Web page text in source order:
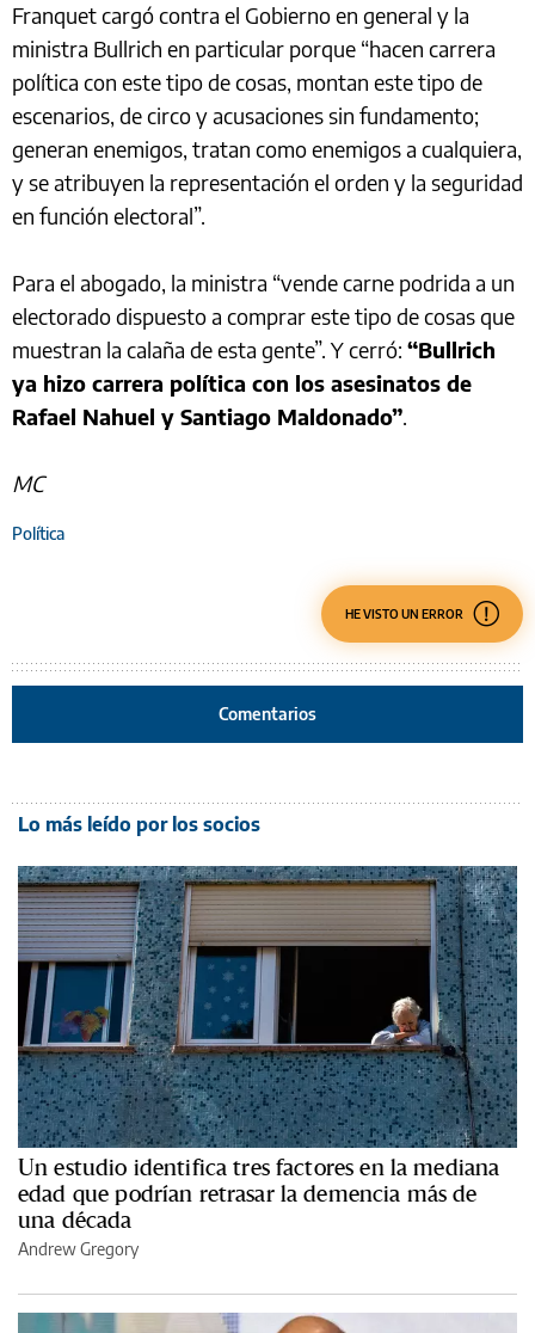
Franquet cargó contra el Gobierno en general y la
ministra Bullrich en particular porque “hacen carrera
política con este tipo de cosas, montan este tipo de
escenarios, de circo y acusaciones sin fundamento;
generan enemigos, tratan como enemigos a cualquiera,
y se atribuyen la representación el orden y la seguridad
en función electoral”.
Para el abogado, la ministra “vende carne podrida a un
electorado dispuesto a comprar este tipo de cosas que
muestran la calaña de esta gente”. Y cerró: “Bullrich
ya hizo carrera política con los asesinatos de
Rafael Nahuel y Santiago Maldonado”.
MC
Política
HE VISTO UN ERROR
Comentarios
Lo más leído por los socios
Un estudio identifica tres factores en la mediana
edad que podrían retrasar la demencia más de
una década
Andrew Gregory